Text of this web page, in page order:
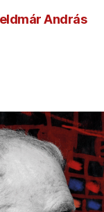
András